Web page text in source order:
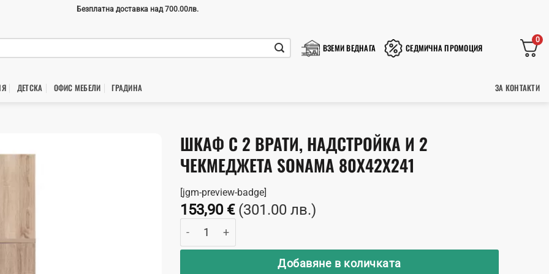
Безплатна доставка над 700.00лв.
ВЗЕМИ ВЕДНАГА СЕДМИЧНА ПРОМОЦИЯ
0
ДЕТСКА ОФИС МЕБЕЛИ ГРАДИНA ЗА КОНТАКТИ
ШКАФ С 2 ВРАТИ, НАДСТРОЙКА И 2
ЧЕКМЕДЖЕТА SONAMA 80X42X241
[jgm-preview-badge]
153,90 € (301.00 лв.)
Добавяне в количката